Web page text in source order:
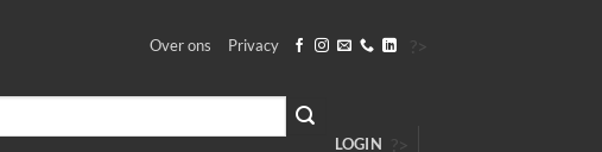
Over ons Privacy
?>
LOGIN ?>